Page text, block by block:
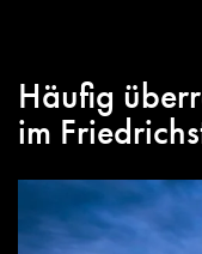
Häufig
im